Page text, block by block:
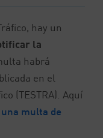
hay un
la
habrá
en el
(TESTRA). Aquí
multa de